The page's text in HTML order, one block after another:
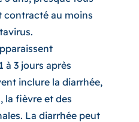
contracté au moins
à 3 jours après
inclure la diarrhée,
la fièvre et des
La diarrhée peut